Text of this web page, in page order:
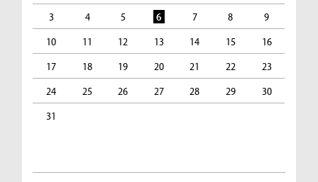
3
4 5 6 7 8
9
10
11 12 13 14 15
16
17
18 19 20 21 22
23
24
25 26 27 28 29
30
31